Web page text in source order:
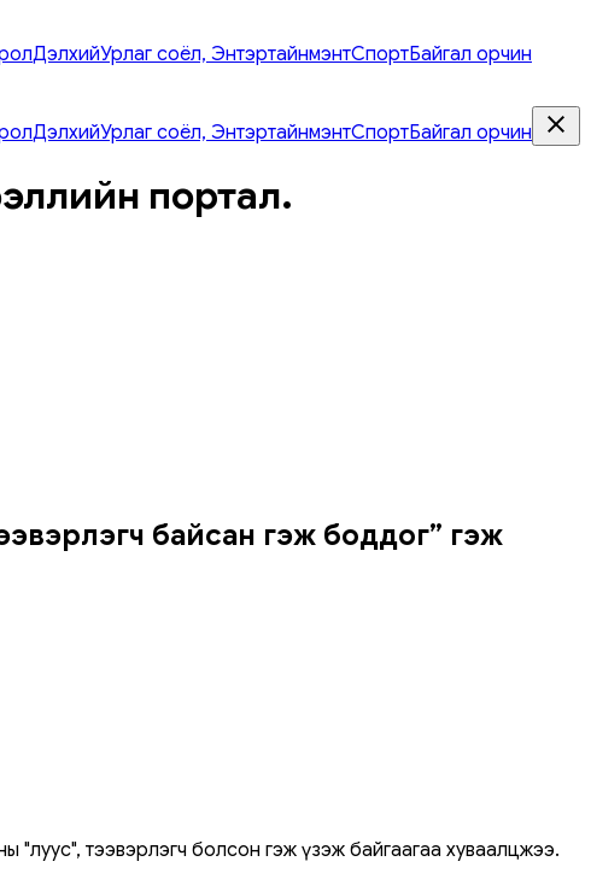
ДэлхийУрлаг соёл, ЭнтэртайнмэнтСпортБайгал орчин
ДэлхийУрлаг соёл, ЭнтэртайнмэнтСпортБайгал орчин
портал.
байсан гэж боддог” гэж
тээвэрлэгч болсон гэж үзэж байгаагаа хуваалцжээ.